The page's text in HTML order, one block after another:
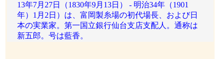
13年7月27日（1830年9月13日） - 明治34年（1901
年）1月2日）は、富岡製糸場の初代場長、および日
本の実業家。第一国立銀行仙台支店支配人。通称は
新五郎。号は藍香。